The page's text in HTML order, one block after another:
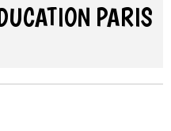
PARIS